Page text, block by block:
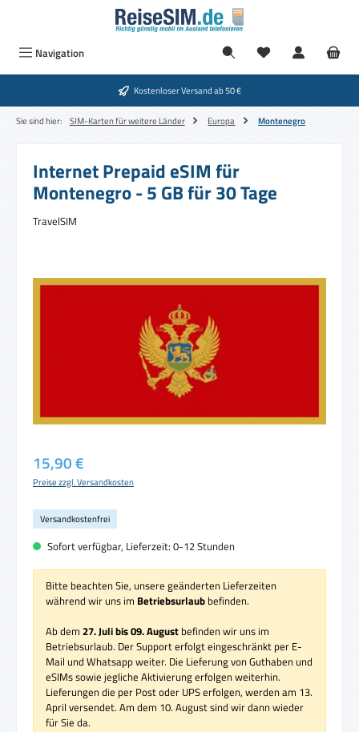
Zum Hauptinhalt springen
Navigation
Kostenloser Versand ab 50 €
Sie sind hier: SIM-Karten für weitere Länder Europa Montenegro
Internet Prepaid eSIM für
Montenegro - 5 GB für 30 Tage
TravelSIM
Regulärer Preis:
15,90 €
Preise zzgl. Versandkosten
Versandkostenfrei
Sofort verfügbar, Lieferzeit: 0-12 Stunden
Bitte beachten Sie, unsere geänderten Lieferzeiten
während wir uns im Betriebsurlaub befinden.
Ab dem 27. Juli bis 09. August befinden wir uns im
Betriebsurlaub. Der Support erfolgt eingeschränkt per E-
Mail und Whatsapp weiter. Die Lieferung von Guthaben und
eSIMs sowie jegliche Aktivierung erfolgen weiterhin.
Lieferungen die per Post oder UPS erfolgen, werden am 13.
April versendet. Am dem 10. August sind wir dann wieder
für Sie da.